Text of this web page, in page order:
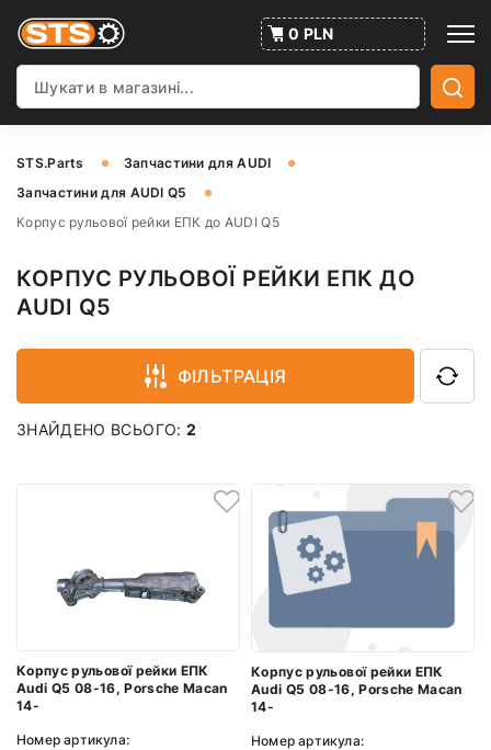
0 PLN
STS.Parts
Запчастини для AUDI
Запчастини для AUDI Q5
Корпус рульової рейки ЕПК до AUDI Q5
КОРПУС РУЛЬОВОЇ РЕЙКИ ЕПК ДО
AUDI Q5
ФІЛЬТРАЦІЯ
ЗНАЙДЕНО ВСЬОГО: 2
Корпус рульової рейки ЕПК
Audi Q5 08-16, Porsche Macan
14-
Номер артикула:
Корпус рульової рейки ЕПК
Audi Q5 08-16, Porsche Macan
14-
Номер артикула: